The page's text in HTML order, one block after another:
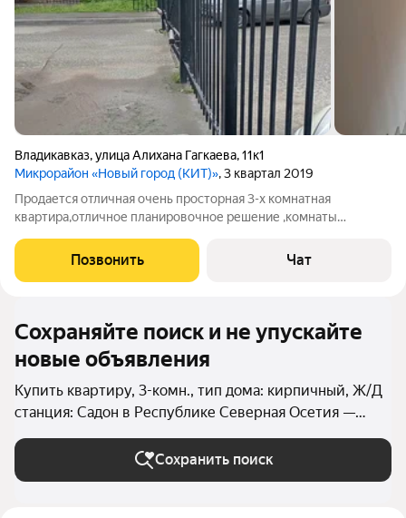
Владикавказ,улица Алихана Гагкаева,11к1
Микрорайон «Новый город (КИТ)», 3 квартал 2019
Продается отличная очень просторная 3-х комнатная
квартира,отличное планировочное решение ,комнаты
закрытый двор ,идеальная инфраструктура ,садик и школа
рядом ,и Стейтон тоже
Позвонить Чат
Сохраняйте поиск и не упускайте
новые объявления
Купить квартиру, 3-комн., тип дома: кирпичный, Ж/Д
станция: Садон в Республике Северная Осетия —
Алания
Сохранить поиск